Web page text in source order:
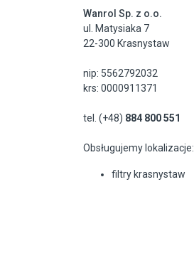
Wanrol Sp. z o.o.
ul. Matysiaka 7
22-300 Krasnystaw
nip: 5562792032
krs: 0000911371
tel. (+48) 884 800 551
Obsługujemy lokalizacje:
filtry krasnystaw